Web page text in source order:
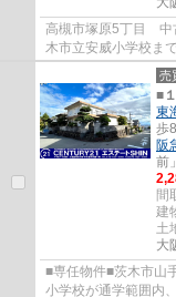
高槻市塚原5丁目 中
木市立安威小学校ま
ミリーにおすすめで
売
■
東
歩
阪
前
間
建
土
大
■専任物件■茨木市山
小学校が通学範囲内